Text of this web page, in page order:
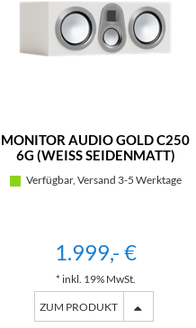
MONITOR AUDIO GOLD C250
6G (WEISS SEIDENMATT)
Verfügbar, Versand 3-5 Werktage
1.999,- €
* inkl. 19% MwSt.
ZUM PRODUKT